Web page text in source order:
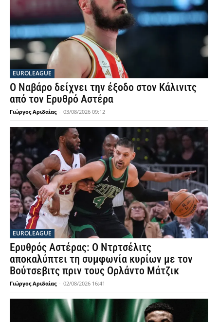
EUROLEAGUE
Ο Ναβάρο δείχνει την έξοδο στον Κάλινιτς
από τον Ερυθρό Αστέρα
Γιώργος Αριδαίας - 03/08/2026 09:12
EUROLEAGUE
Ερυθρός Αστέρας: Ο Ντρτσέλιτς
αποκαλύπτει τη συμφωνία κυρίων με τον
Βούτσεβιτς πριν τους Ορλάντο Μάτζικ
Γιώργος Αριδαίας - 02/08/2026 16:41